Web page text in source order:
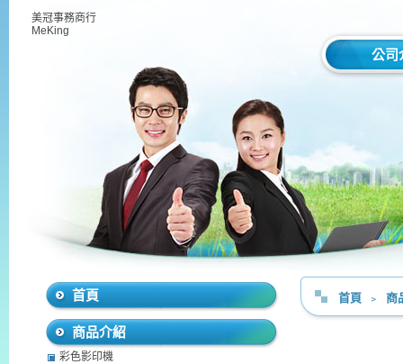
美冠事務商行
MeKing
公司
首頁 ﹥ 商
首頁
商品介紹
彩色影印機